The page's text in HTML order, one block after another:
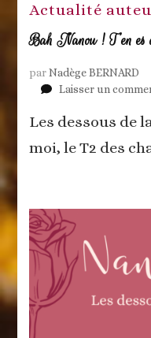
Actualité
Bah Nanou ! T’en es
parNadège BERNARD
Laisser un
Les dessous de
moi, le T2 des